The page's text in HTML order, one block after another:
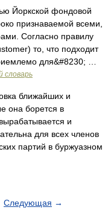
Йоркской фондовой
признаваемой всеми,
Согласно правилу
то, что подходит
для&#8230; …
словарь
ближайших и
она борется в
и
для всех членов
партий в буржуазном
Следующая →